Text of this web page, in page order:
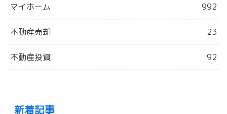
マイホーム 992
不動産売却 23
不動産投資 92
新着記事